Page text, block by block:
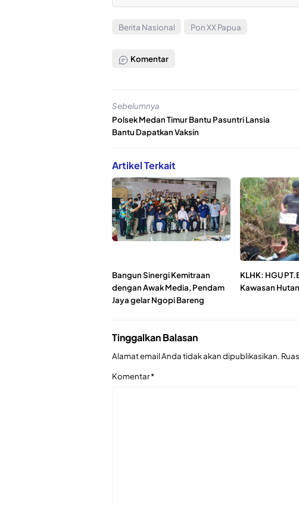
Berita Nasional Pon XX Papua
Komentar
Sebelumnya
Polsek Medan Timur Bantu Pasuntri Lansia
Bantu Dapatkan Vaksin
Artikel Terkait
Bangun Sinergi Kemitraan
dengan Awak Media, Pendam
Jaya gelar Ngopi Bareng
KLHK: HGU
Kawasan Hutan
Tinggalkan Balasan
Alamat email Anda tidak akan dipublikasikan.
Komentar*